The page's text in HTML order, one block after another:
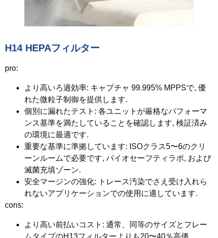
H14 HEPAフィルター
pro:
より高いろ過効率: キャプチャ 99.995% MPPSで, 優
れた微粒子制御を提供します.
個別に漏れたテスト : 各ユニットが厳格なパフォーマ
ンス基準を満たしていることを確認します, 検証済み
の環境に最適です.
重要な基準に準拠しています: ISOクラス5〜6のクリ
ーンルームで必要です, バイオセーフティラボ, および
滅菌充填ゾーン.
安全マージンの強化: トレース汚染でさえ受け入れら
れないアプリケーションでの使用に適しています.
cons:
より高い前払いコスト : 通常、同等のサイズとフレー